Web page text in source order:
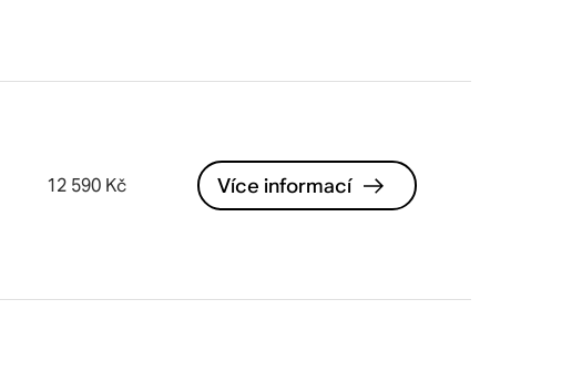
12 590 Kč Více informací